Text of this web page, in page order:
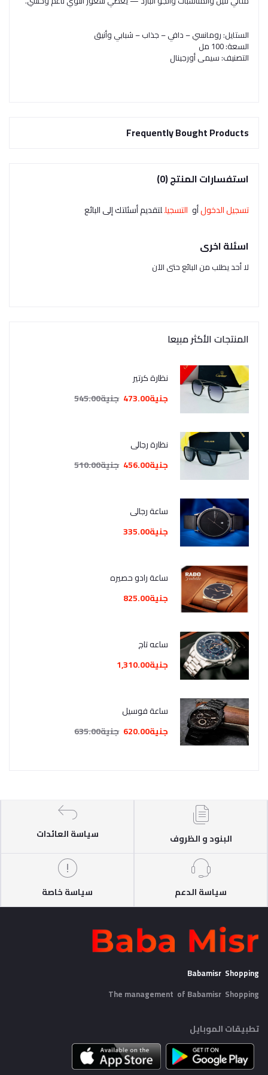
الستايل: رومانسي – دافي – جذاب – شبابي وأنيق
السعة: 100 مل
التصنيف: سيمي أورجينال
Frequently Bought Products
استفسارات المنتج (0)
تسجيل الدخولأو التسجيللتقديم أسئلتك إلى البائع
اسئلة اخرى
لا أحد يطلب من البائع حتى الآن
المنتجات الأكثر مبيعا
نظارة كرتير
جنية473.00
جنية545.00
نظارة رجالي
جنية456.00
جنية510.00
ساعة رجالي
جنية335.00
ساعة رادو حصيره
جنية825.00
ساعه تاج
جنية1,310.00
ساعة فوسيل
جنية620.00
جنية635.00
البنود و الظروف سياسة العائدات
سياسة الدعم سياسة خاصة
Babamisr Shopping
The management of Babamisr Shopping
تطبيقات الموبايل